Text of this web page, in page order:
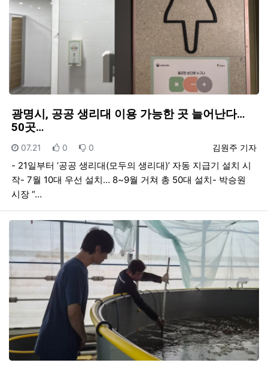
광명시, 공공 생리대 이용 가능한 곳 늘어난다…
50곳…
등록자
김원주 기자
등록일
07.21 추천
0 비추천
0
- 21일부터 ‘공공 생리대(모두의 생리대)’ 자동 지급기 설치 시
작- 7월 10대 우선 설치… 8~9월 거쳐 총 50대 설치- 박승원
시장 “…